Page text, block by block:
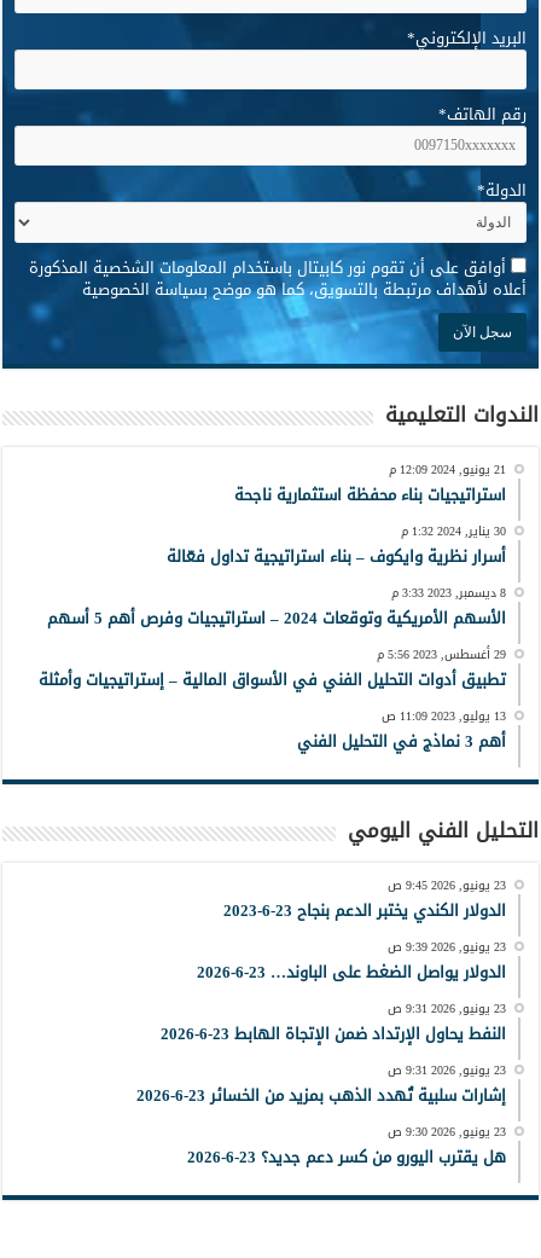
البريد الإلكتروني*
رقم الهاتف*
الدولة*
* أوافق على أن تقوم نور كابيتال باستخدام المعلومات الشخصية المذكورة
أعلاه لأهداف مرتبطة بالتسويق، كما هو موضح بسياسة الخصوصية
الندوات التعليمية
21 يونيو, 2024 12:09 م
استراتيجيات بناء محفظة استثمارية ناجحة
30 يناير, 2024 1:32 م
أسرار نظرية وايكوف – بناء استراتيجية تداول فعّالة
8 ديسمبر, 2023 3:33 م
الأسهم الأمريكية وتوقعات 2024 – استراتيجيات وفرص أهم 5 أسهم
29 أغسطس, 2023 5:56 م
تطبيق أدوات التحليل الفني في الأسواق المالية – إستراتيجيات وأمثلة
13 يوليو, 2023 11:09 ص
أهم 3 نماذج في التحليل الفني
التحليل الفني اليومي
23 يونيو, 2026 9:45 ص
الدولار الكندي يختبر الدعم بنجاح 23-6-2023
23 يونيو, 2026 9:39 ص
الدولار يواصل الضغط على الباوند… 23-6-2026
23 يونيو, 2026 9:31 ص
النفط يحاول الإرتداد ضمن الإتجاة الهابط 23-6-2026
23 يونيو, 2026 9:31 ص
إشارات سلبية تُهدد الذهب بمزيد من الخسائر 23-6-2026
23 يونيو, 2026 9:30 ص
هل يقترب اليورو من كسر دعم جديد؟ 23-6-2026